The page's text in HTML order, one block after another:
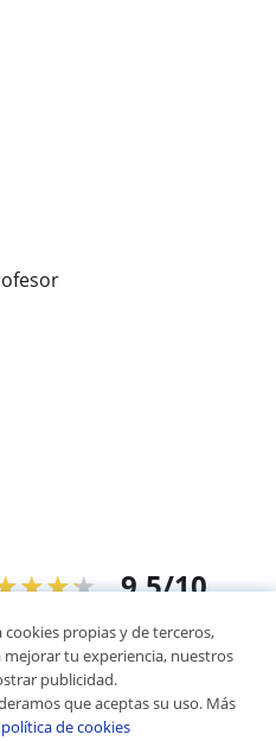
9,5/10
de alumnos
clases particulares
propias y de terceros,
tu experiencia, nuestros
publicidad.
que aceptas su uso. Más
política de cookies